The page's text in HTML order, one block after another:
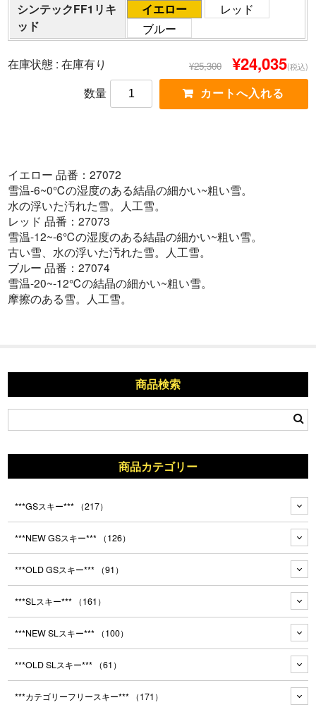
シンテックFF1リキ
ッド
イエロー
レッド
ブルー
在庫状態 :在庫有り ¥25,300 ¥24,035(税込)
数量
イエロー 品番：27072
雪温-6~0℃の湿度のある結晶の細かい~粗い雪。
水の浮いた汚れた雪。人工雪。
レッド 品番：27073
雪温-12~-6℃の湿度のある結晶の細かい~粗い雪。
古い雪、水の浮いた汚れた雪。人工雪。
ブルー 品番：27074
雪温-20~-12℃の結晶の細かい~粗い雪。
摩擦のある雪。人工雪。
商品検索
商品カテゴリー
***GSスキー*** （217）
***NEW GSスキー*** （126）
***OLD GSスキー*** （91）
***SLスキー*** （161）
***NEW SLスキー*** （100）
***OLD SLスキー*** （61）
***カテゴリーフリースキー*** （171）